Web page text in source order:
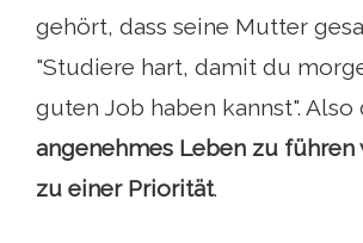
gehört, dass seine Mutter
"Studiere hart, damit du
guten Job haben kannst". Also
angenehmes Leben zu
zu einer Priorität.